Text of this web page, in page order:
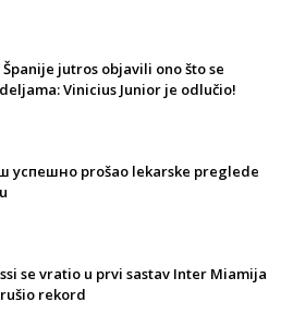
jutros objavili ono što se
Vinicius Junior je odlučio!
успешно prošao lekarske preglede
se vratio u prvi sastav Inter Miamija
rekord